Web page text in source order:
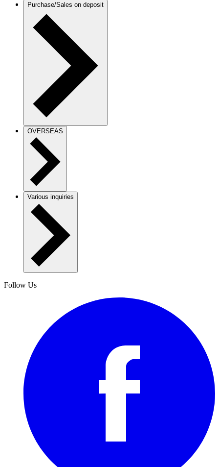
Purchase/Sales on deposit
OVERSEAS
Various inquiries
Follow Us